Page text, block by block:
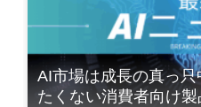
AI市場は成長の真っ
たくない消費者向け